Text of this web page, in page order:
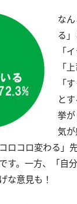
な
る
「
「
「
と
挙
気
ロコロ変わる」
す。一方、「自
な意見も！